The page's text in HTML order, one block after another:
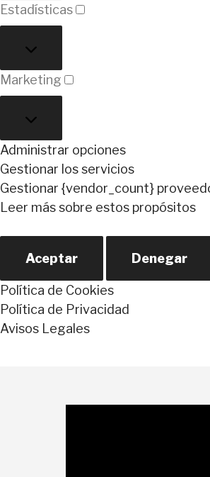
Estadísticas
Marketing
Administrar opciones
Gestionar los servicios
Gestionar {vendor_count}
Leer más sobre estos propósitos
Aceptar Denegar
Política de Cookies
Política de Privacidad
Avisos Legales